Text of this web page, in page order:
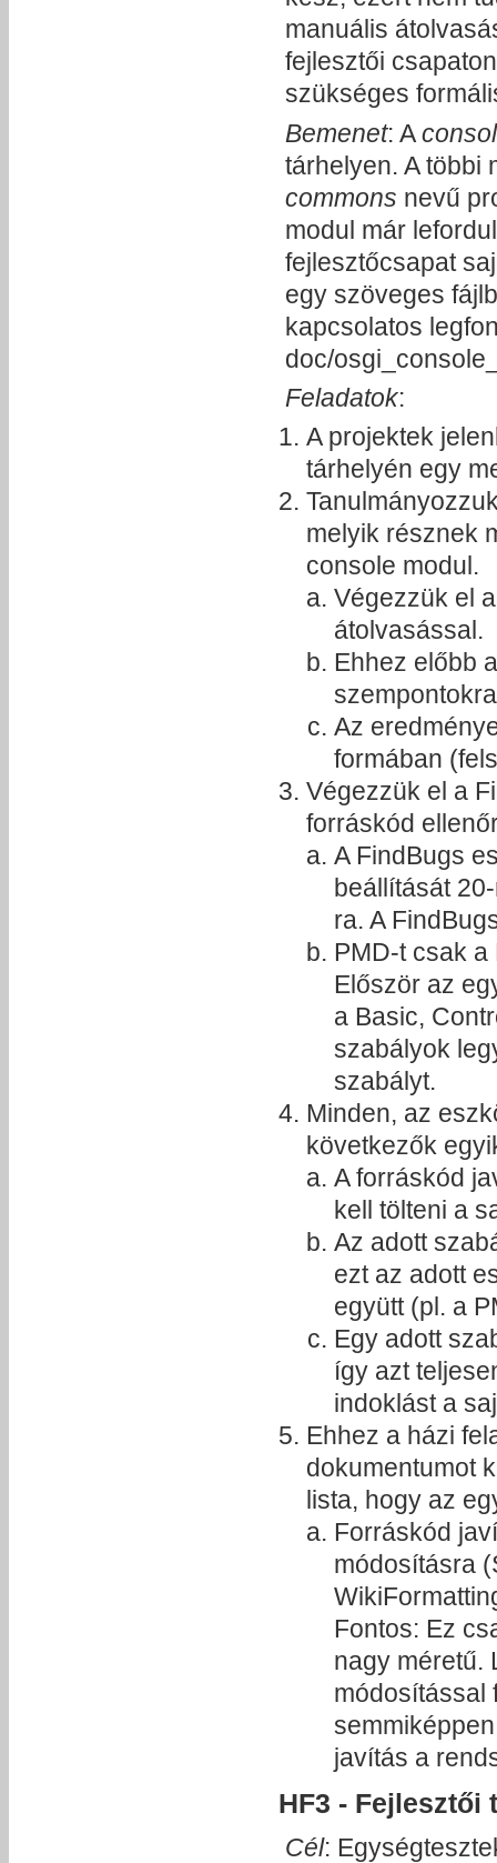
manuális
fejlesztői
szükséges
Bemenet: A
tárhelyen. A többi
commons nevű
modul már
fejlesztőcsapat
egy szöveges
kapcsolatos
doc/
Feladatok:
A projektek
tárhelyén egy
melyik résznek
console modul.
Végezzük el
átolvasással.
Ehhez előbb
Az
formában
Végezzük el a
forráskód
A FindBugs
beállítását
ra. A
PMD-t csak
Először az
a Basic,
szabályok
szabályt.
Minden, az
következők
A forráskód
kell tölteni a
Az adott
ezt az adott
együtt (pl. a
Egy adott
így azt
indoklást a
Ehhez a házi
dokumentumot
lista, hogy az
Forráskód
módosításra
Fontos: Ez
nagy méretű.
módosítással
javítás a
HF3 - Fejlesztői
Cél: